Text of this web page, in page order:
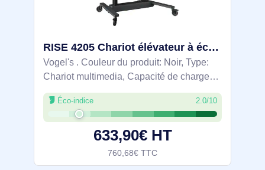
RISE 4205 Chariot élévateur à écran motorisé, 50 mm/s, Course 700 mm (Noir, UE) - 7342050
Vogel's . Couleur du produit: Noir, Type:
Chariot multimedia, Capacité de charge
maximale: 120 kg. Réglage de la hauteur:
70 cm, Largeur: 1244 mm, Profondeur: 844
mm. Certificats de conformité: CE,
Éco-indice 2.0/10
633,90€ HT
760,68€ TTC